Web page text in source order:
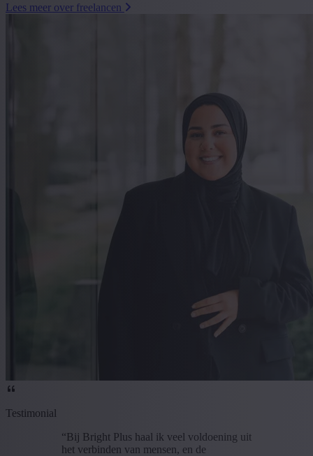
Lees meer over freelancen
Testimonial
“Bij Bright Plus haal ik veel voldoening uit
het verbinden van mensen, en de